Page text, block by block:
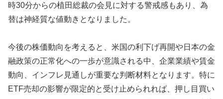
時30分からの植田総裁の会見に対する警戒感もあり、為
替は神経質な値動きとなりました。
今後の株価動向を考えると、米国の利下げ再開や日本の金
融政策の正常化への一歩が意識される中、企業業績や賃金
動向、インフレ見通しが重要な判断材料となります。特に
ETF売却の影響が限定的と受け止められれば、押し目買い